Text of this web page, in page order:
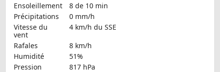
Ensoleillement
8 de 10 min
Précipitations
0 mm/h
Vitesse du
vent
4 km/h du SSE
Rafales
8 km/h
Humidité
51%
Pression
817 hPa